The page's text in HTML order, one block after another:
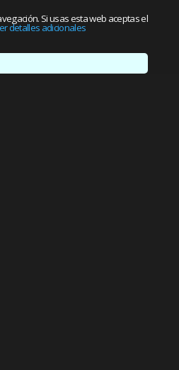
Si usas esta web aceptas el
detalles adicionales